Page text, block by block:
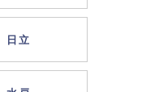
日立